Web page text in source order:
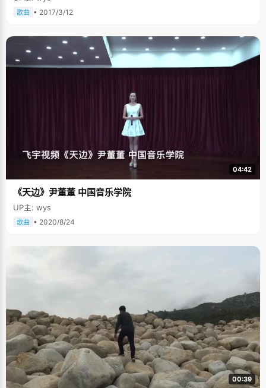
歌曲 • 2017/3/12
04:42
《天边》尹董董 中国音乐学院
UP主: wys
歌曲 • 2020/8/24
00:39